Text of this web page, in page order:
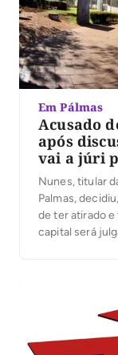
Em Pálmas
Acusado
após
vai a júri
Nunes, titular
Palmas,
de ter atirado e
capital será